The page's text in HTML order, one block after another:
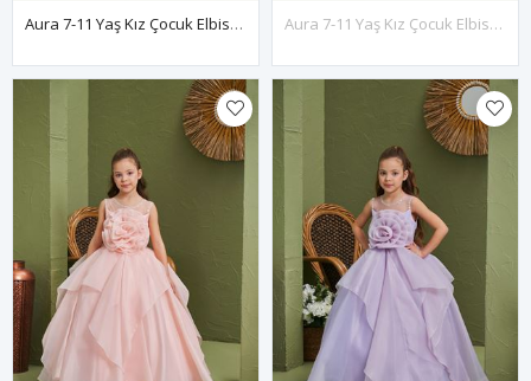
Aura 7-11 Yaş Kız Çocuk Elbise 30165 Kırmızı Aura 7-11 Yaş Kız Çocuk Elbise 30165 Kırık Beyaz